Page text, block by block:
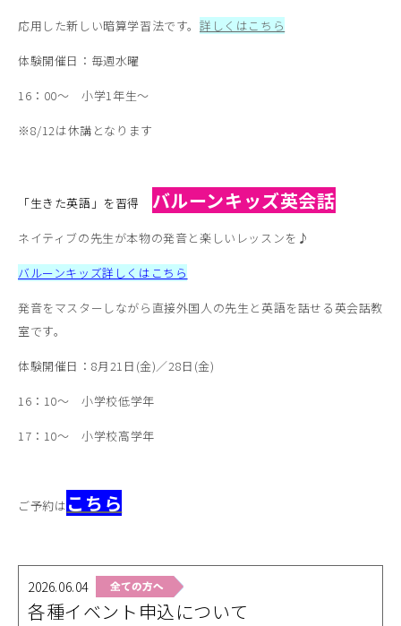
応用した新しい暗算学習法です。詳しくはこちら
体験開催日：毎週水曜
16：00～ 小学1年生～
※8/12は休講となります
「生きた英語」を習得 バルーンキッズ英会話
ネイティブの先生が本物の発音と楽しいレッスンを♪
バルーンキッズ詳しくはこちら
発音をマスターしながら直接外国人の先生と英語を話せる英会話教
室です。
体験開催日：8月21日(金)／28日(金)
16：10～ 小学校低学年
17：10～ 小学校高学年
ご予約は こちら
2026.06.04
各種イベント申込について